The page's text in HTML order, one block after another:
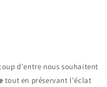
d'entre nous souhaitent
tout en préservant l'éclat